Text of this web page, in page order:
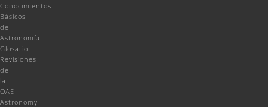
Conocimientos
Básicos
de
Astronomía
Glosario
Revisiones
de
la
OAE
Astronomy